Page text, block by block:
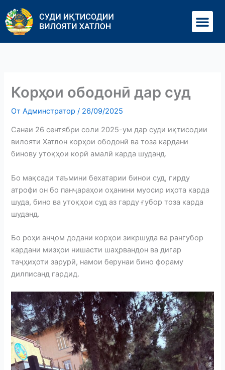
содержимому
Корҳои ободонӣ дар суд
ОтАдминстратор/ 26/09/2025
Санаи 26 сентябри соли 2025-ум дар суди иқтисодии
вилояти Хатлон корҳои ободонӣ ва тоза кардани
бинову утоқҳои корӣ амалӣ карда шуданд.
Бо мақсади таъмини бехатарии бинои суд, гирду
атрофи он бо панҷараҳои оҳанини муосир иҳота карда
шуда, бино ва утоқҳои суд аз гарду ғубор тоза карда
шуданд.
Бо роҳи анҷом додани корҳои зикршуда ва рангубор
кардани мизҳои нишасти шаҳрвандон ва дигар
таҷҳиҳоти зарурӣ, намои берунаи бино фораму
дилписанд гардид.